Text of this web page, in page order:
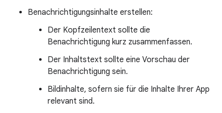
Benachrichtigungsinhalte erstellen:
Der Kopfzeilentext sollte die
Benachrichtigung kurz zusammenfassen.
Der Inhaltstext sollte eine Vorschau der
Benachrichtigung sein.
Bildinhalte, sofern sie für die Inhalte Ihrer App
relevant sind.